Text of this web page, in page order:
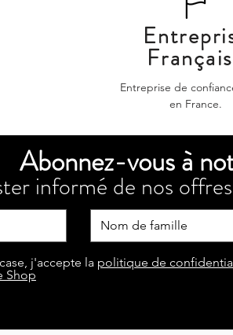
Entreprise de
en France.
Abonnez-vous à
informé de nos
j'accepte la politique de
Shop